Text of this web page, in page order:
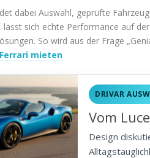
dabei Auswahl, geprüfte
lässt sich echte Performance auf
So wird aus der Frage
Ferrari mieten
DRIVAR
Vom
Design